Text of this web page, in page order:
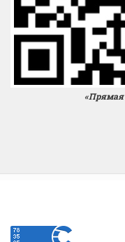
«Прямая